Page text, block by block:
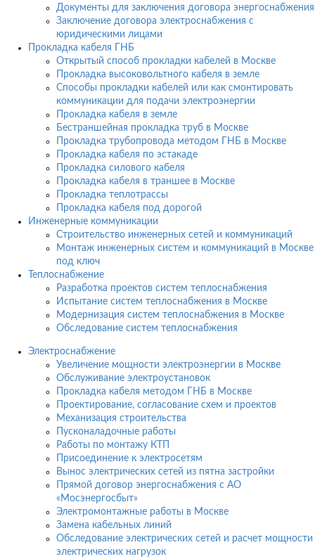
Документы для заключения договора энергоснабжения
Заключение договора электроснабжения с
юридическими лицами
Прокладка кабеля ГНБ
Открытый способ прокладки кабелей в Москве
Прокладка высоковольтного кабеля в земле
Способы прокладки кабелей или как смонтировать
коммуникации для подачи электроэнергии
Прокладка кабеля в земле
Бестраншейная прокладка труб в Москве
Прокладка трубопровода методом ГНБ в Москве
Прокладка кабеля по эстакаде
Прокладка силового кабеля
Прокладка кабеля в траншее в Москве
Прокладка теплотрассы
Прокладка кабеля под дорогой
Инженерные коммуникации
Строительство инженерных сетей и коммуникаций
Монтаж инженерных систем и коммуникаций в Москве
под ключ
Теплоснабжение
Разработка проектов систем теплоснабжения
Испытание систем теплоснабжения в Москве
Модернизация систем теплоснабжения в Москве
Обследование систем теплоснабжения
Электроснабжение
Увеличение мощности электроэнергии в Москве
Обслуживание электроустановок
Прокладка кабеля методом ГНБ в Москве
Проектирование, согласование схем и проектов
Механизация строительства
Пусконаладочные работы
Работы по монтажу КТП
Присоединение к электросетям
Вынос электрических сетей из пятна застройки
Прямой договор энергоснабжения с АО
«Мосэнергосбыт»
Электромонтажные работы в Москве
Замена кабельных линий
Обследование электрических сетей и расчет мощности
электрических нагрузок